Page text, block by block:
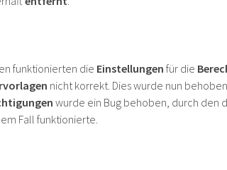
funktionierten die Einstellungen für die
nicht korrekt. Dies wurde nun
wurde ein Bug behoben, durch den
Fall funktionierte.